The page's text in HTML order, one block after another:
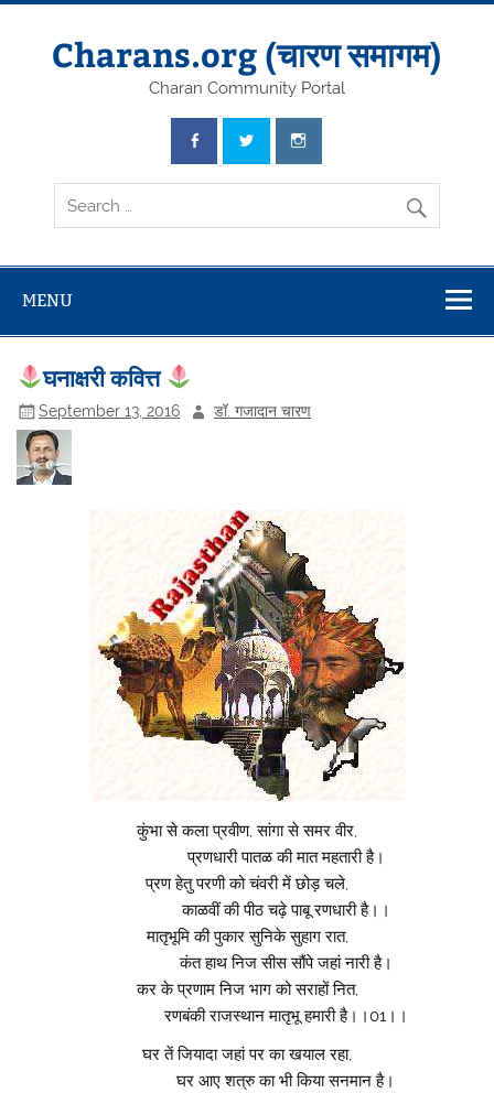
Skip
Charans.org (चारण समागम)
Charan Community Portal
MENU
घनाक्षरी कवित्त
September 13, 2016 डॉ. गजादान चारण
कुंभा से कला प्रवीण, सांगा से समर वीर,
प्रणधारी पातळ की मात महतारी है।
प्रण हेतु परणी को चंवरी में छोड़ चले,
काळवीं की पीठ चढ़े पाबू रणधारी है।।
मातृभूमि की पुकार सुनिके सुहाग रात,
कंत हाथ निज सीस सौंपे जहां नारी है।
कर के प्रणाम निज भाग को सराहों नित,
रणबंकी राजस्थान मातृभू हमारी है।।01।।
घर तें जियादा जहां पर का खयाल रहा,
घर आए शत्रु का भी किया सनमान है।